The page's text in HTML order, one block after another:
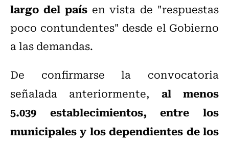
largo del paísen vista de "respuestas
poco contundentes" desde el Gobierno
a las demandas.
De confirmarse la convocatoria
señalada anteriormente, al menos
5.039 establecimientos, entre los
municipales y los dependientes de los